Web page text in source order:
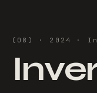
( 08 ) · 2024 ·